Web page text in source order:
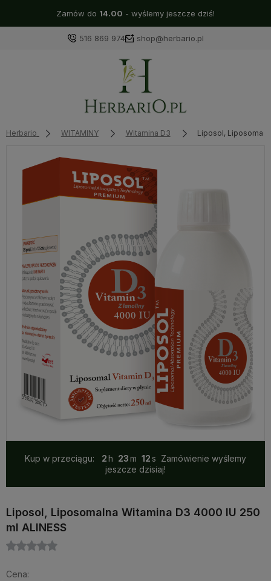
Zamów do 14.00 - wyślemy jeszcze dziś!
516 869 974 shop@herbario.pl
Herbario WITAMINY Witamina D3 Liposol,
Kup w przeciągu: 2 23 11
Zamówienie wyślemy
jeszcze dzisiaj!
Liposol, Liposomalna Witamina D3 4000 IU 250
ml ALINESS
Cena: